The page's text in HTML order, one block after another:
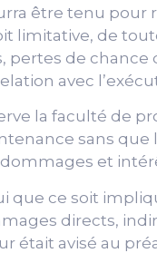
être tenu
limitative, de
pertes de
avec
la faculté de
sans que
et
que ce soit
directs,
était avisé au